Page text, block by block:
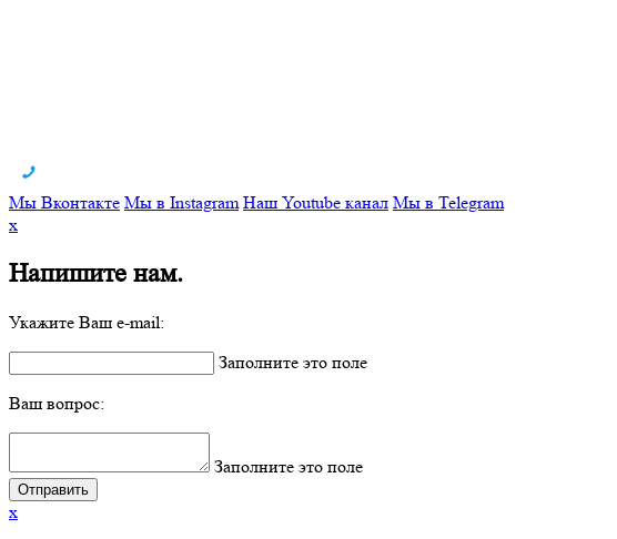
Мы Вконтакте Мы в Instagram Наш Youtube канал Мы в Telegram
x
Напишите нам.
Укажите Ваш e-mail:
Заполните это поле
Ваш вопрос:
Заполните это поле
x